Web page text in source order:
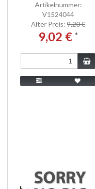
Artikelnummer:
V1524044
Alter Preis: 9,20 €
9,02 € *